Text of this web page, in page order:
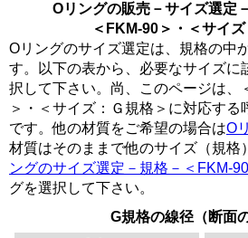
Oリングの販売－サイズ選定
＜FKM-90＞・＜サイズ
Oリングのサイズ選定は、規格の中
す。以下の表から、必要なサイズに
択して下さい。尚、このページは、
＞・＜サイズ：Ｇ規格＞に対応する
です。他の材質をご希望の場合はO
材質はそのままで他のサイズ（規格
ングのサイズ選定－規格－＜FKM-
グを選択して下さい。
G規格の線径（断面